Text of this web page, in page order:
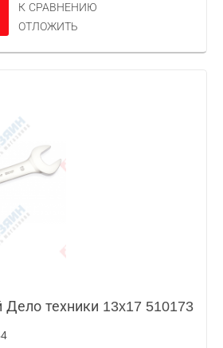
К СРАВНЕНИЮ
ОТЛОЖИТЬ
техники 13x17 510173